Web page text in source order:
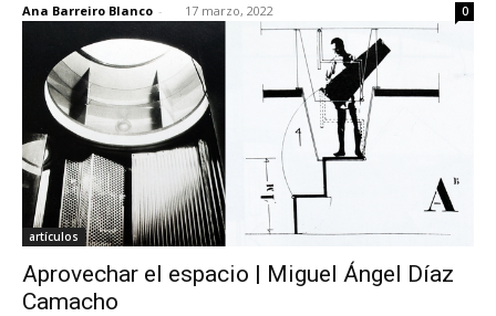
Ana Barreiro Blanco - 17 marzo, 2022 0
artículos
Aprovechar el espacio | Miguel Ángel Díaz
Camacho